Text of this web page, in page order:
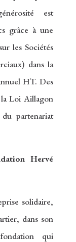
est
grâce à une
les Sociétés
dans la
HT. Des
Loi Aillagon
partenariat
Hervé
solidaire,
dans son
qui